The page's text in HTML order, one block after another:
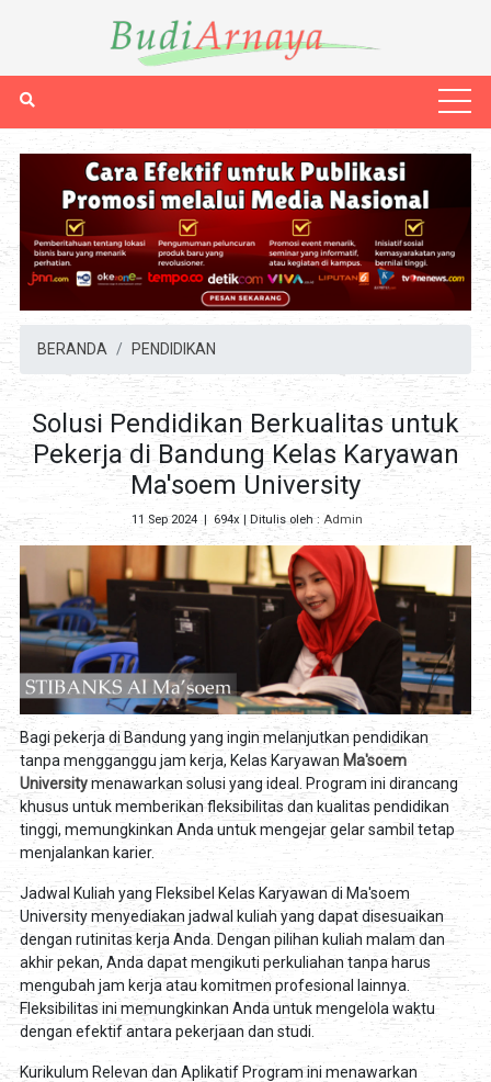
BERANDA PENDIDIKAN
Solusi Pendidikan Berkualitas untuk
Pekerja di Bandung Kelas Karyawan
Ma'soem University
11 Sep 2024| 694x | Ditulis oleh : Admin
Bagi pekerja di Bandung yang ingin melanjutkan pendidikan
tanpa mengganggu jam kerja, Kelas Karyawan Ma'soem
Universitymenawarkan solusi yang ideal. Program ini dirancang
khusus untuk memberikan fleksibilitas dan kualitas pendidikan
tinggi, memungkinkan Anda untuk mengejar gelar sambil tetap
menjalankan karier.
Jadwal Kuliah yang Fleksibel Kelas Karyawan di Ma'soem
University menyediakan jadwal kuliah yang dapat disesuaikan
dengan rutinitas kerja Anda. Dengan pilihan kuliah malam dan
akhir pekan, Anda dapat mengikuti perkuliahan tanpa harus
mengubah jam kerja atau komitmen profesional lainnya.
Fleksibilitas ini memungkinkan Anda untuk mengelola waktu
dengan efektif antara pekerjaan dan studi.
Kurikulum Relevan dan Aplikatif Program ini menawarkan